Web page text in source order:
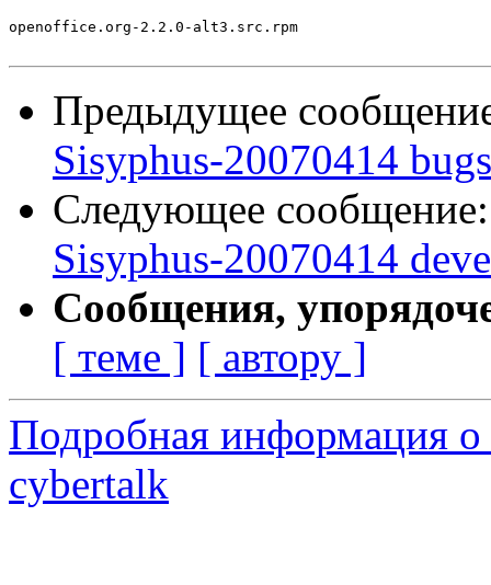
openoffice.org-2.2.0-alt3.src.rpm
Предыдущее
Sisyphus-20070414
Следующее
Sisyphus-20070414
Сообщения,
[ теме ] [ автору ]
Подробная информация о
cybertalk